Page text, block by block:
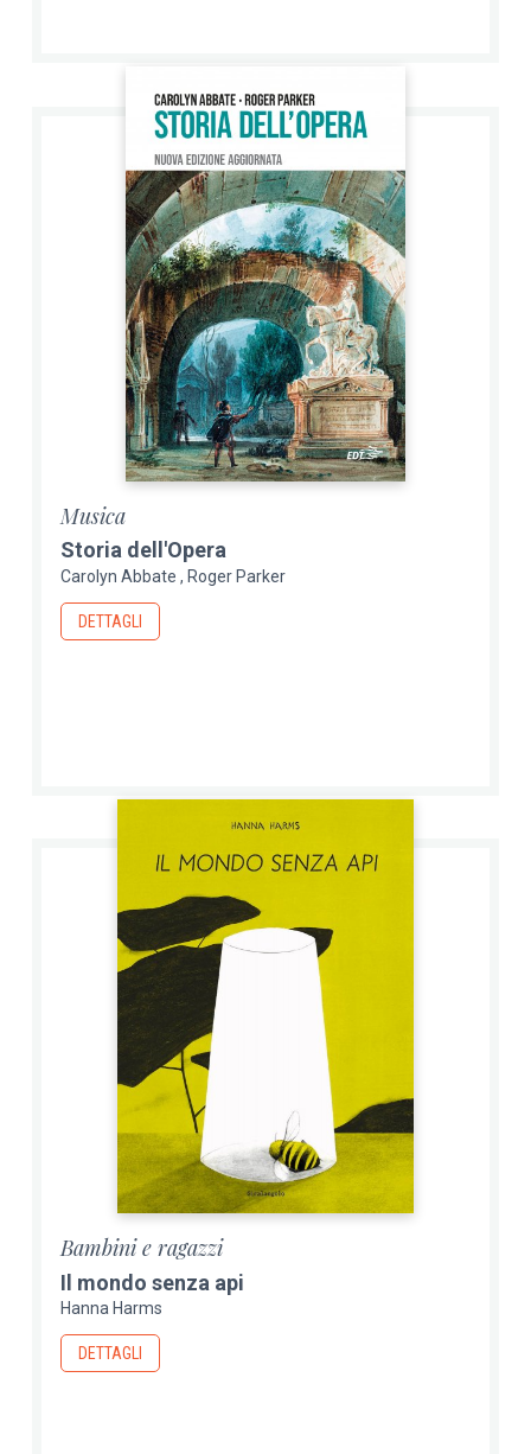
Musica
Storia dell'Opera
Carolyn Abbate Roger Parker
DETTAGLI
Bambini e ragazzi
Il mondo senza api
Hanna Harms
DETTAGLI